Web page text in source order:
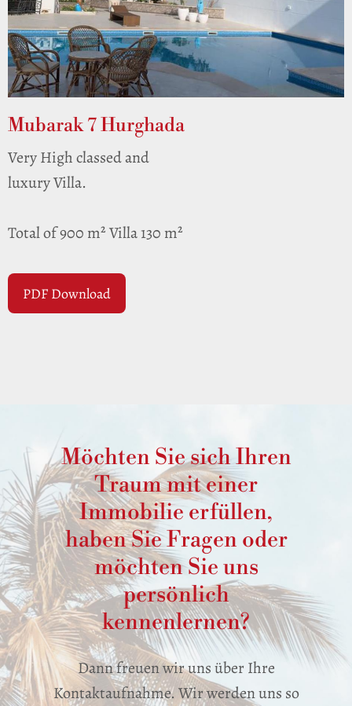
Mubarak 7 Hurghada
Very High classed and
luxury Villa.
Total of 900 m² Villa 130 m²
PDF Download
Möchten Sie sich Ihren
Traum mit einer
Immobilie erfüllen,
haben Sie Fragen oder
möchten Sie uns
persönlich
kennenlernen?
Dann freuen wir uns über Ihre
Kontaktaufnahme. Wir werden uns so